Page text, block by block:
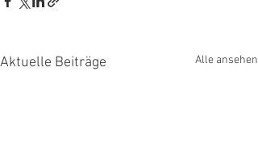
Aktuelle Beiträge Alle ansehen